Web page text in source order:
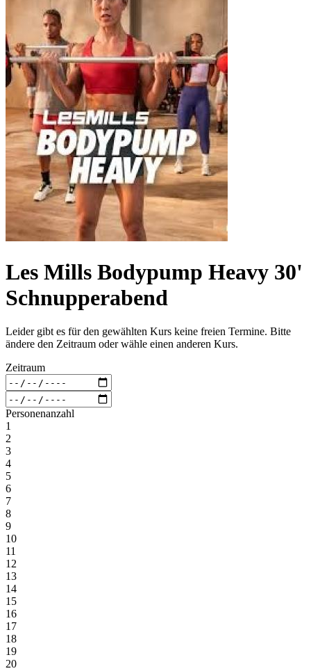
Les Mills Bodypump Heavy 30'
Schnupperabend
Leider gibt es für den gewählten Kurs keine freien Termine. Bitte
ändere den Zeitraum oder wähle einen anderen Kurs.
Zeitraum
Personenanzahl
1
2
3
4
5
6
7
8
9
10
11
12
13
14
15
16
17
18
19
20